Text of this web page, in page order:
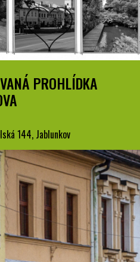
V PARKU A. SZPYRCE
Jablunkov